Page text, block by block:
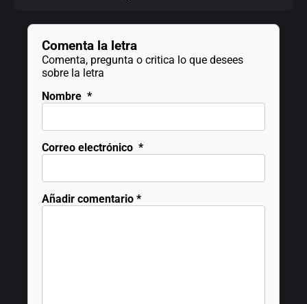
Comenta la letra
Comenta, pregunta o critica lo que desees
sobre la letra
Nombre *
Correo electrónico *
Añadir comentario *